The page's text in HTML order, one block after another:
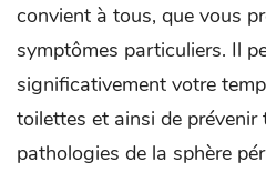
convient à tous, que vous
symptômes particuliers. Il
significativement votre
toilettes et ainsi de prévenir
pathologies de la sphère